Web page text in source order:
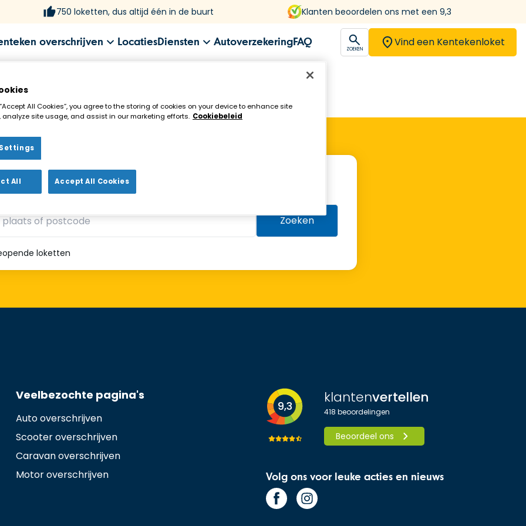
750 loketten, dus altijd één in de buurt Klanten beoordelen ons met een 9,3
overschrijven LocatiesDiensten AutoverzekeringFAQ open
ZOEKEN
Vind een Kentekenloket
in de buurt!
Zoeken
loketten
Veelbezochte pagina's
Auto overschrijven
Scooter overschrijven
Caravan overschrijven
Motor overschrijven
9,3 klantenvertellen
418 beoordelingen
Beoordeel ons
Volg ons voor leuke acties en nieuws
All Cookies”, you agree to the storing of cookies on your device to enhance site
site usage, and assist in our marketing efforts. Cookiebeleid
All Accept All Cookies